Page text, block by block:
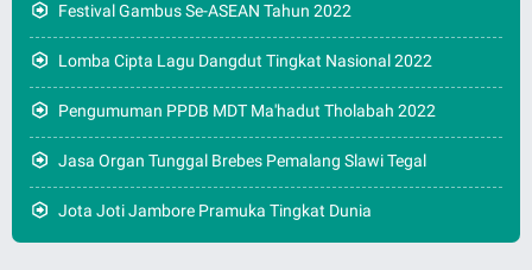
Festival Gambus Se-ASEAN Tahun 2022
Lomba Cipta Lagu Dangdut Tingkat Nasional 2022
Pengumuman PPDB MDT Ma'hadut Tholabah 2022
Jasa Organ Tunggal Brebes Pemalang Slawi Tegal
Jota Joti Jambore Pramuka Tingkat Dunia